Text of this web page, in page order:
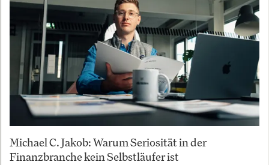
Michael C. Jakob: Warum Seriosität in der
Finanzbranche kein Selbstläufer ist